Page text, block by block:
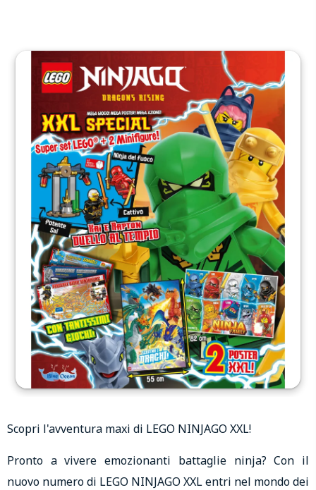
Scopri l'avventura maxi di LEGO NINJAGO XXL!
Pronto a vivere emozionanti battaglie ninja? Con il
nuovo numero di LEGO NINJAGO XXL entri nel mondo dei